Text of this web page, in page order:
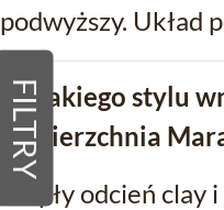
FILTRY
podwyższy. Układ
Do jakiego stylu
powierzchnia
Ciepły odcień